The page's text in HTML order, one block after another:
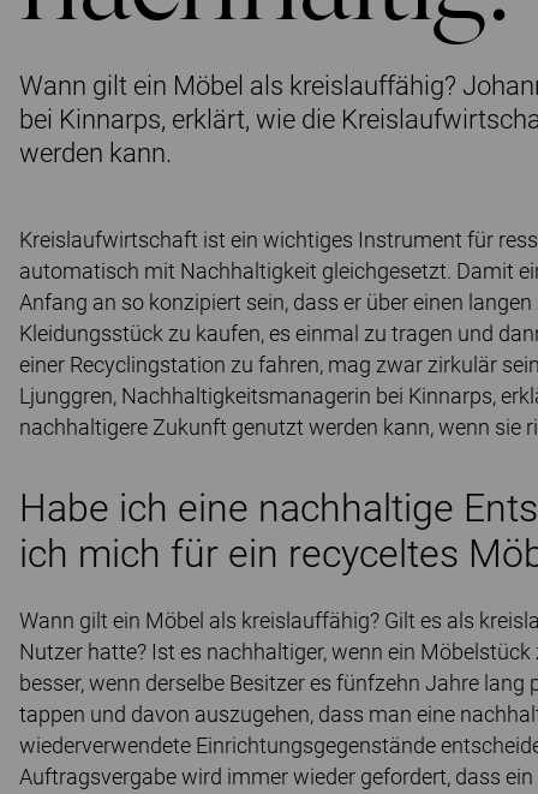
Wann gilt ein Möbel als kreislauffähig?
bei Kinnarps, erklärt, wie die
werden kann.
Kreislaufwirtschaft ist ein wichtiges Instrument für
automatisch mit Nachhaltigkeit gleichgesetzt. Damit
Anfang an so konzipiert sein, dass er über einen
Kleidungsstück zu kaufen, es einmal zu tragen und
einer Recyclingstation zu fahren, mag zwar zirkulär
Ljunggren, Nachhaltigkeitsmanagerin bei Kinnarps,
nachhaltigere Zukunft genutzt werden kann, wenn sie
Habe ich eine nachhaltige
ich mich für ein recyceltes
Wann gilt ein Möbel als kreislauffähig? Gilt es als
Nutzer hatte? Ist es nachhaltiger, wenn ein
besser, wenn derselbe Besitzer es fünfzehn Jahre
tappen und davon auszugehen, dass man eine
wiederverwendete Einrichtungsgegenstände
Auftragsvergabe wird immer wieder gefordert, dass